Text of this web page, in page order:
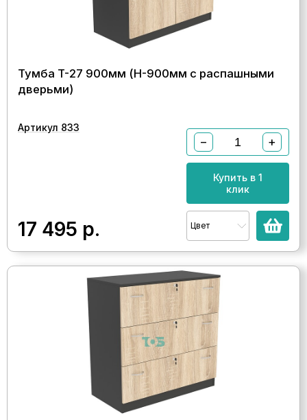
Тумба T-27 900мм (H-900мм c распашными
дверьми)
Артикул 833
17 495 р.
− +
Купить в 1
клик
Цвет